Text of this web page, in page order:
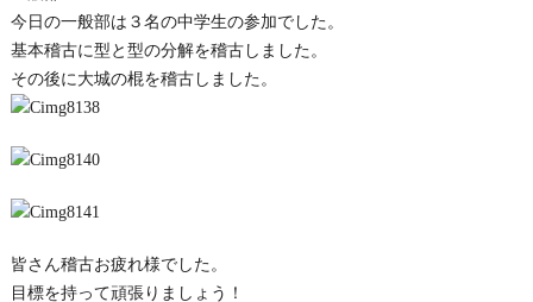
今日の一般部は３名の中学生の参加でした。
基本稽古に型と型の分解を稽古しました。
その後に大城の棍を稽古しました。
皆さん稽古お疲れ様でした。
目標を持って頑張りましょう！